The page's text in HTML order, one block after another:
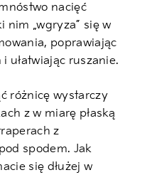
nacięć
„wgryza” się w
poprawiając
ułatwiając ruszanie.
różnicę wystarczy
z w miarę płaską
z
spodem. Jak
się dłużej w